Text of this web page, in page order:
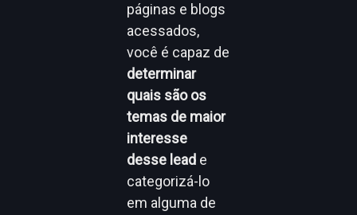
páginas e blogs
acessados,
você é capaz de
determinar
quais são os
temas de maior
interesse
desse lead e
categorizá-lo
em alguma de